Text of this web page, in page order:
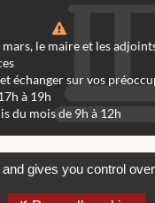
le maire et les
échanger sur vos
à 19h
du mois de 9h à 12h
gives you control